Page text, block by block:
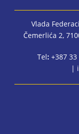
Vlada
Čemerlića 2,
Tel: +387
|